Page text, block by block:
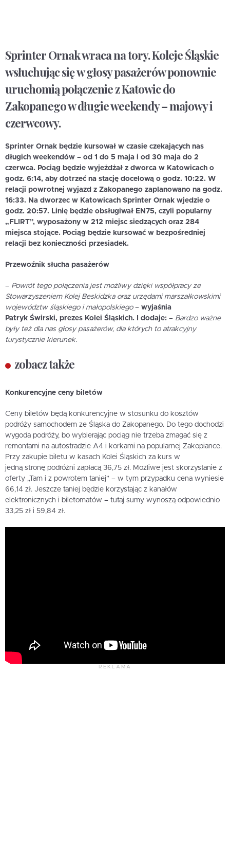
Sprinter Ornak wraca na tory. KolejeŚląskie
wsłuchując sięw głosy pasażerów ponownie
uruchomiąpołączenie z Katowic do
Zakopanego w długie weekendy – majowy i
czerwcowy.
Sprinter Ornak będzie kursował w czasie czekających nas
długich weekendów – od 1 do 5 maja i od 30 maja do 2
czerwca. Pociąg będzie wyjeżdżał z dworca w Katowicach o
godz. 6:14, aby dotrzeć na stację docelową o godz. 10:22. W
relacji powrotnej wyjazd z Zakopanego zaplanowano na godz.
16:33. Na dworzec w Katowicach Sprinter Ornak wjedzie o
godz. 20:57. Linię będzie obsługiwał EN75, czyli popularny
„FLIRT”, wyposażony w 212 miejsc siedzących oraz 284
miejsca stojące. Pociąg będzie kursować w bezpośredniej
relacji bez konieczności przesiadek.
Przewoźnik słucha pasażerów
– Powrót tego połączenia jest możliwy dzięki współpracy ze
Stowarzyszeniem Kolej Beskidzka oraz urzędami marszałkowskimi
województw śląskiego i małopolskiego – wyjaśnia
Patryk Świrski, prezes Kolei Ś ąskich. I dodaje: – Bardzo ważne
były też dla nas głosy pasażerów, dla których to atrakcyjny
turystycznie kierunek.
zobacz także
Konkurencyjne ceny biletów
Ceny biletów będą konkurencyjne w stosunku do kosztów
podróży samochodem ze Śląska do Zakopanego. Do tego dochodzi
wygoda podróży, bo wybierając pociąg nie trzeba zmagać się z
remontami na autostradzie A4 i korkami na popularnej Zakopiance.
Przy zakupie biletu w kasach Kolei Śląskich za kurs w
jedną stronę podróżni zapłacą 36,75 zł. Możliwe jest skorzystanie z
oferty „Tam i z powrotem taniej” – w tym przypadku cena wyniesie
66,14 zł. Jeszcze taniej będzie korzystając z kanałów
elektronicznych i biletomatów – tutaj sumy wynoszą odpowiednio
33,25 zł i 59,84 zł.
REKLAMA